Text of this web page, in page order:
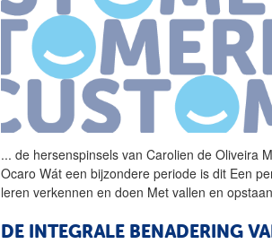
... de hersenspinsels vanCarolien de Oliveira
Ocaro Wát een bijzondere periode is dit Een
leren verkennen en doen Met vallen en
DE INTEGRALE BENADERING